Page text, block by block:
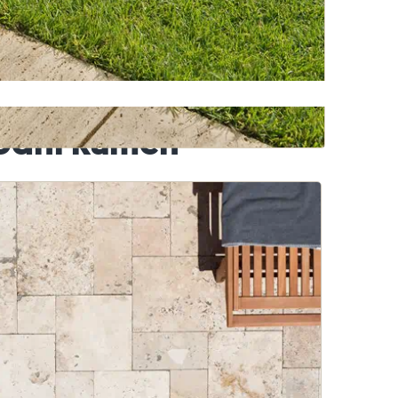
Travníkový obrubník z bazaltu
kámen